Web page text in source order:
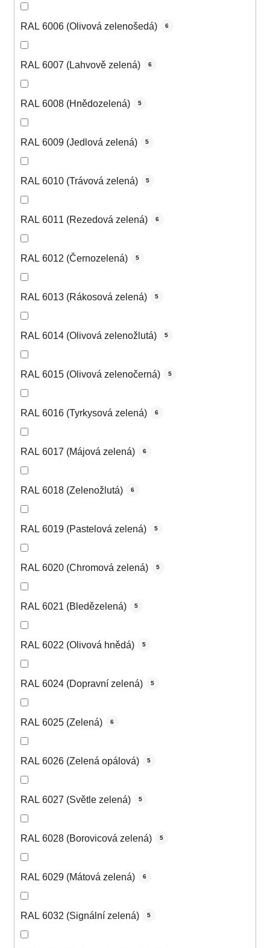
RAL 6006 (Olivová zelenošedá) 6
RAL 6007 (Lahvově zelená) 6
RAL 6008 (Hnědozelená) 5
RAL 6009 (Jedlová zelená) 5
RAL 6010 (Trávová zelená) 5
RAL 6011 (Rezedová zelená) 6
RAL 6012 (Černozelená) 5
RAL 6013 (Rákosová zelená) 5
RAL 6014 (Olivová zelenožlutá) 5
RAL 6015 (Olivová zelenočerná) 5
RAL 6016 (Tyrkysová zelená) 6
RAL 6017 (Májová zelená) 6
RAL 6018 (Zelenožlutá) 6
RAL 6019 (Pastelová zelená) 5
RAL 6020 (Chromová zelená) 5
RAL 6021 (Bledězelená) 5
RAL 6022 (Olivová hnědá) 5
RAL 6024 (Dopravní zelená) 5
RAL 6025 (Zelená) 6
RAL 6026 (Zelená opálová) 5
RAL 6027 (Světle zelená) 5
RAL 6028 (Borovicová zelená) 5
RAL 6029 (Mátová zelená) 6
RAL 6032 (Signální zelená) 5